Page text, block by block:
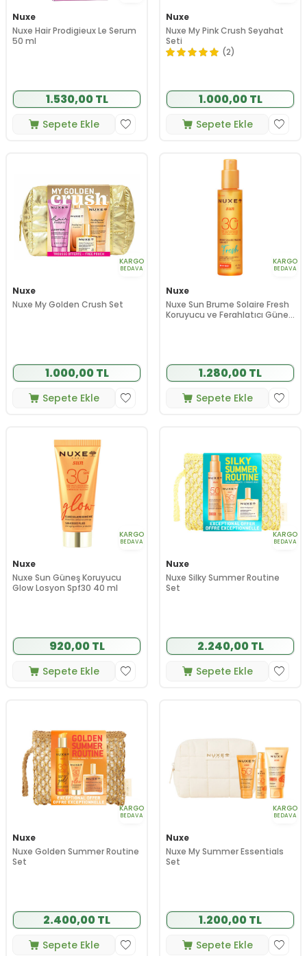
Nuxe
Nuxe Hair Prodigieux Le Serum
50 ml
1.530,00 TL
Sepete Ekle
Nuxe
Nuxe My Pink Crush Seyahat
Seti
(2)
1.000,00 TL
Sepete Ekle
KARGO
BEDAVA
Nuxe
Nuxe My Golden Crush Set
1.000,00 TL
Sepete Ekle
KARGO
BEDAVA
Nuxe
Nuxe Sun Brume Solaire Fresh
Koruyucu ve Ferahlatıcı Güneş
1.280,00 TL
Sepete Ekle
KARGO
BEDAVA
Nuxe
Nuxe Sun Güneş Koruyucu
Glow Losyon Spf30 40 ml
920,00 TL
Sepete Ekle
KARGO
BEDAVA
Nuxe
Nuxe Silky Summer Routine
Set
2.240,00 TL
Sepete Ekle
KARGO
BEDAVA
Nuxe
Nuxe Golden Summer Routine
Set
2.400,00 TL
Sepete Ekle
KARGO
BEDAVA
Nuxe
Nuxe My Summer Essentials
Set
1.200,00 TL
Sepete Ekle